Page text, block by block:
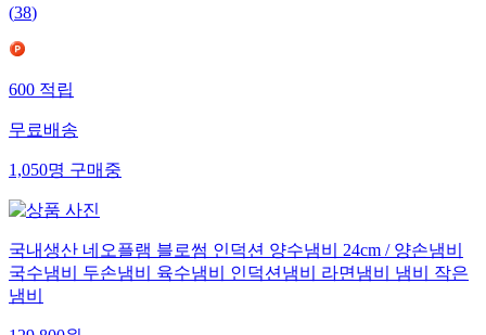
(38)
600적립
무료배송
1,050명구매중
국내생산 네오플램 블로썸 인덕션 양수냄비 24cm / 양손냄비
국수냄비 두손냄비 육수냄비 인덕션냄비 라면냄비 냄비 작은
냄비